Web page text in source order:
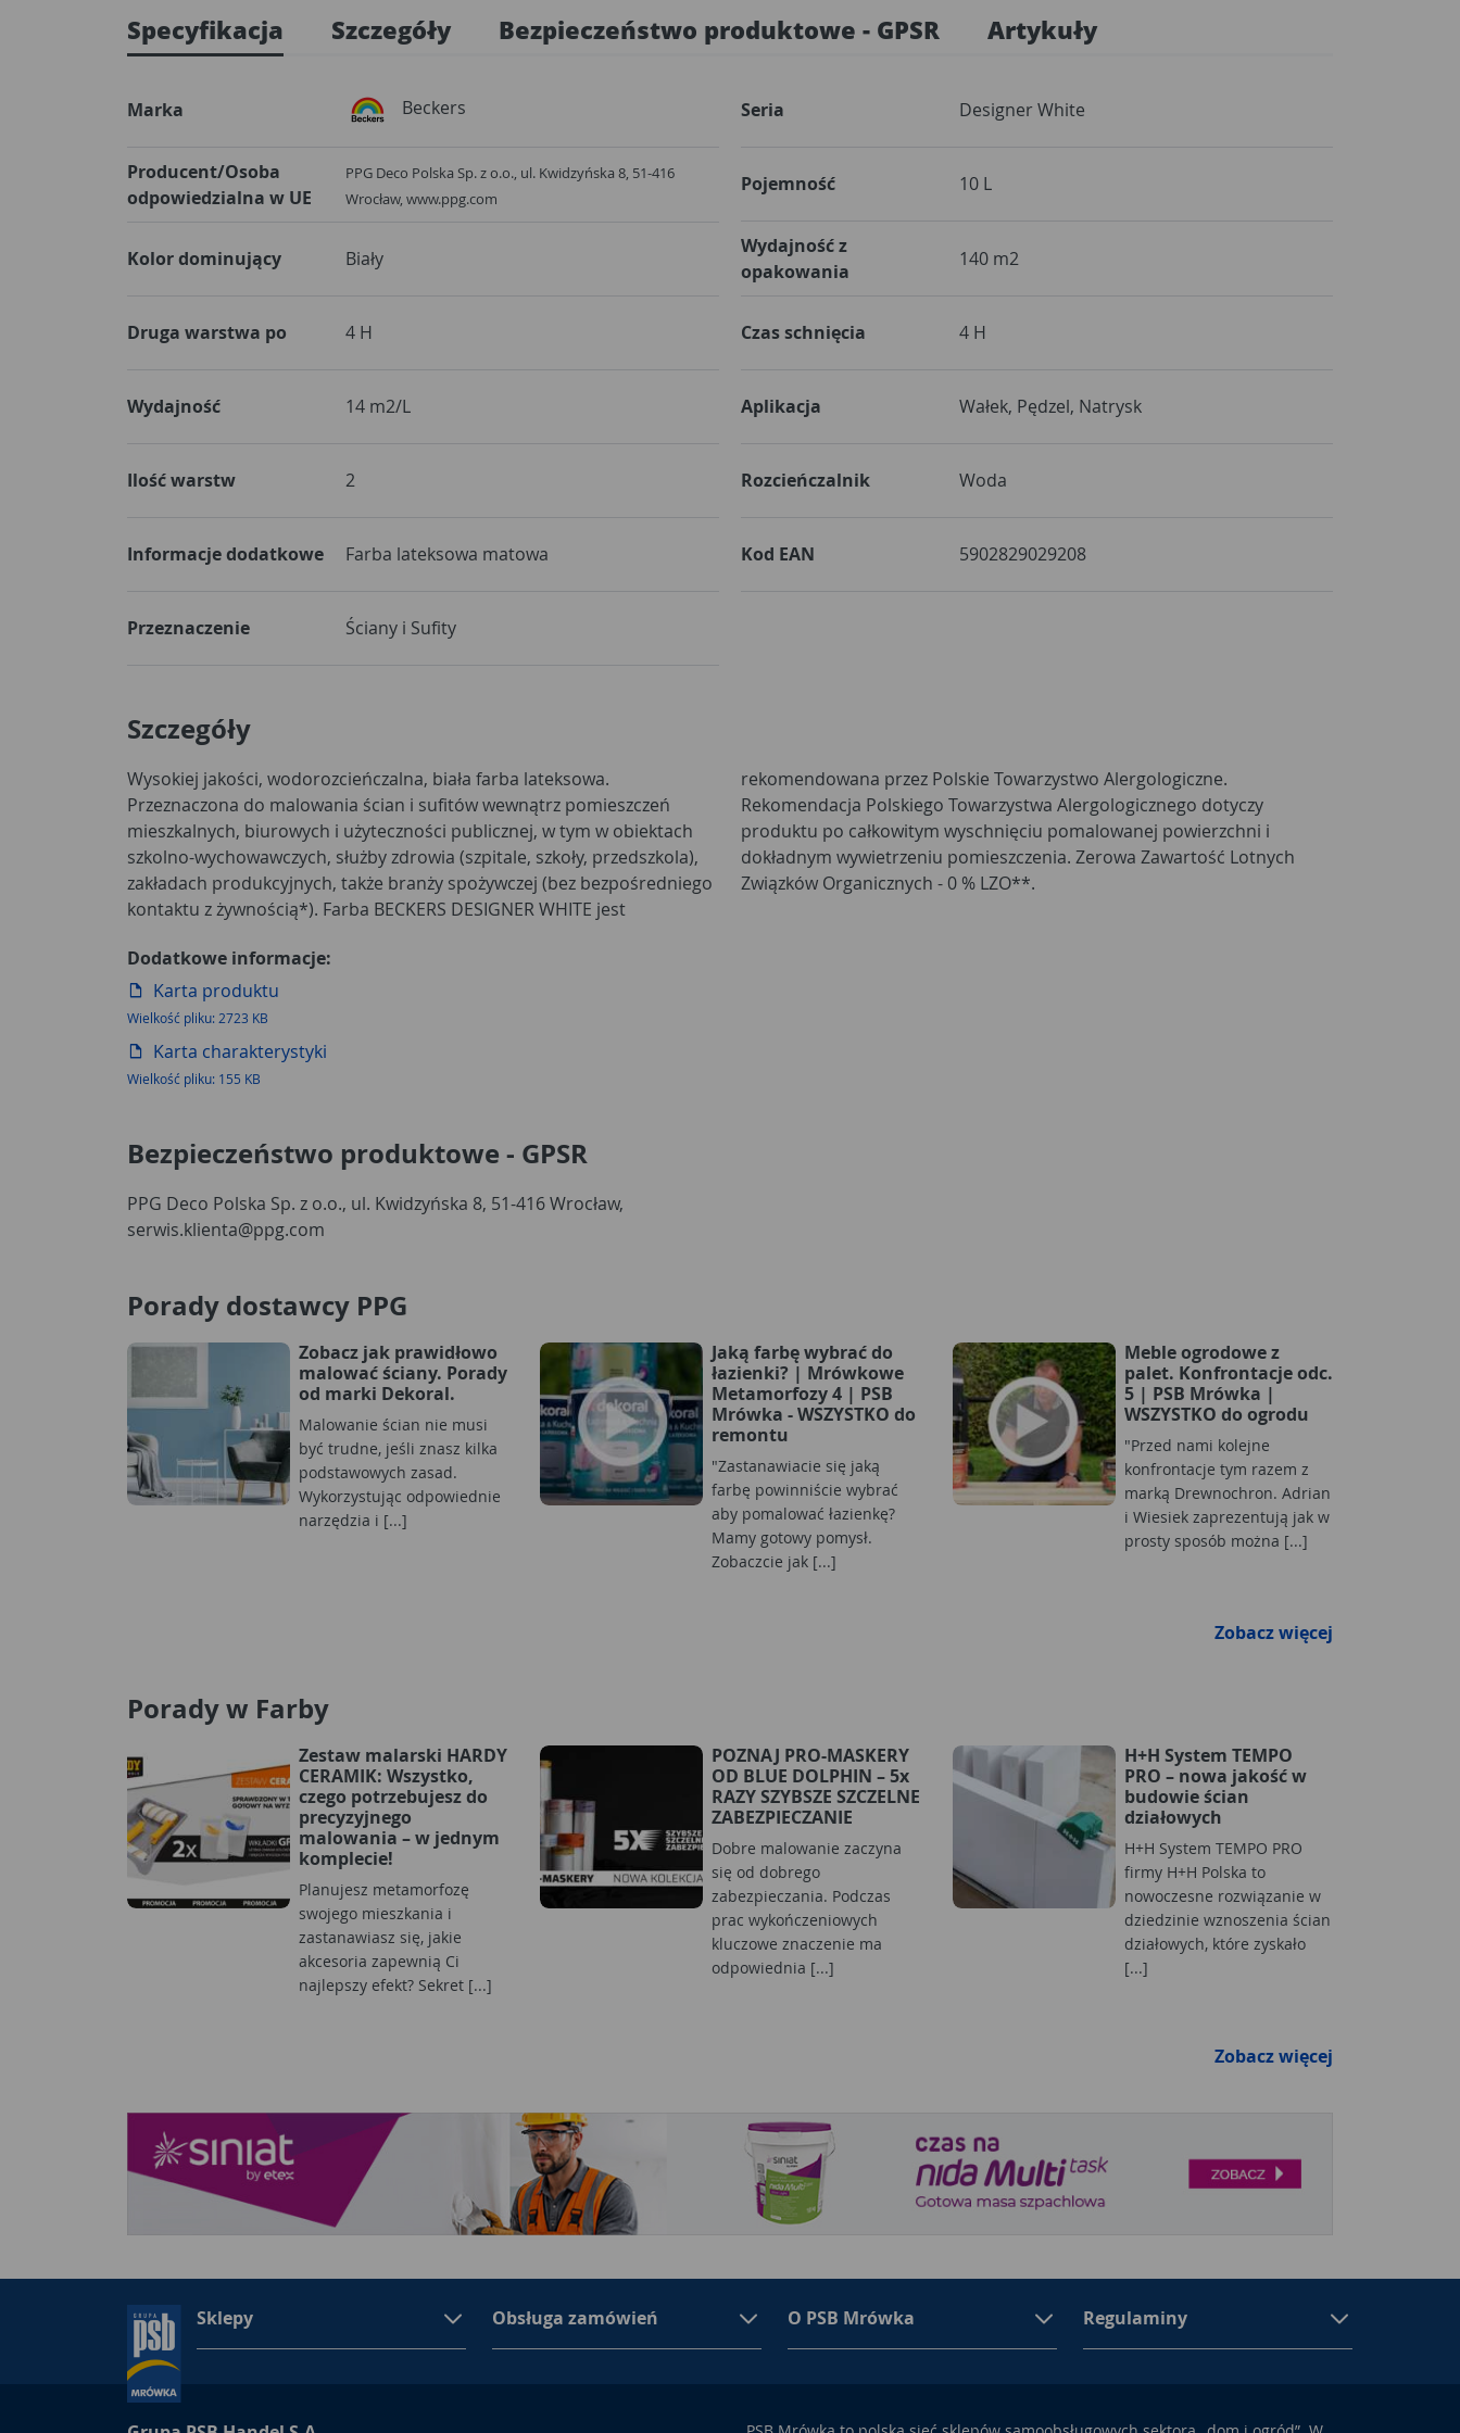
Specyfikacja Szczegóły Bezpieczeństwo produktowe - GPSR Artykuły
Marka Beckers
Producent/Osoba
odpowiedzialna w UE
PPG Deco Polska Sp. z o.o., ul. Kwidzyńska 8, 51-416
Wrocław, www.ppg.com
Kolor dominujący Biały
Druga warstwa po 4 H
Wydajność 14 m2/L
Ilość warstw 2
Informacje dodatkowe Farba lateksowa matowa
Przeznaczenie Ściany i Sufity
Seria Designer White
Pojemność 10 L
Wydajność z
opakowania
140 m2
Czas schnięcia 4 H
Aplikacja Wałek, Pędzel, Natrysk
Rozcieńczalnik Woda
Kod EAN 5902829029208
Szczegóły
Wysokiej jakości, wodorozcieńczalna, biała farba lateksowa.
Przeznaczona do malowania ścian i sufitów wewnątrz pomieszczeń
mieszkalnych, biurowych i użyteczności publicznej, w tym w obiektach
szkolno-wychowawczych, służby zdrowia (szpitale, szkoły, przedszkola),
zakładach produkcyjnych, także branży spożywczej (bez bezpośredniego
kontaktu z żywnością*). Farba BECKERS DESIGNER WHITE jest
rekomendowana przez Polskie Towarzystwo Alergologiczne.
Rekomendacja Polskiego Towarzystwa Alergologicznego dotyczy
produktu po całkowitym wyschnięciu pomalowanej powierzchni i
dokładnym wywietrzeniu pomieszczenia. Zerowa Zawartość Lotnych
Związków Organicznych - 0 % LZO**.
Dodatkowe informacje:
Karta produktu
Wielkość pliku: 2723 KB
Karta charakterystyki
Wielkość pliku: 155 KB
Bezpieczeństwo produktowe - GPSR
PPG Deco Polska Sp. z o.o., ul. Kwidzyńska 8, 51-416 Wrocław,
serwis.klienta@ppg.com
Porady dostawcy PPG
Zobacz jak prawidłowo
malować ściany. Porady
od marki Dekoral.
Malowanie ścian nie musi
być trudne, jeśli znasz kilka
podstawowych zasad.
Wykorzystując odpowiednie
narzędzia i [...]
Jaką farbę wybrać do
łazienki? | Mrówkowe
Metamorfozy 4 | PSB
Mrówka - WSZYSTKO do
remontu
"Zastanawiacie się jaką
farbę powinniście wybrać
aby pomalować łazienkę?
Mamy gotowy pomysł.
Zobaczcie jak [...]
Meble ogrodowe z
palet. Konfrontacje odc.
5 | PSB Mrówka |
WSZYSTKO do ogrodu
"Przed nami kolejne
konfrontacje tym razem z
marką Drewnochron. Adrian
i Wiesiek zaprezentują jak w
prosty sposób można [...]
Zobacz więcej
Porady w Farby
Zestaw malarski HARDY
CERAMIK: Wszystko,
czego potrzebujesz do
precyzyjnego
malowania – w jednym
komplecie!
Planujesz metamorfozę
swojego mieszkania i
zastanawiasz się, jakie
akcesoria zapewnią Ci
najlepszy efekt? Sekret [...]
POZNAJ PRO-MASKERY
OD BLUE DOLPHIN – 5x
RAZY SZYBSZE SZCZELNE
ZABEZPIECZANIE
Dobre malowanie zaczyna
się od dobrego
zabezpieczania. Podczas
prac wykończeniowych
kluczowe znaczenie ma
odpowiednia [...]
H+H System TEMPO
PRO – nowa jakość w
budowie ścian
działowych
H+H System TEMPO PRO
firmy H+H Polska to
nowoczesne rozwiązanie w
dziedzinie wznoszenia ścian
działowych, które zyskało
[...]
Zobacz więcej
Sklepy Obsługa zamówień O PSB Mrówka Regulaminy